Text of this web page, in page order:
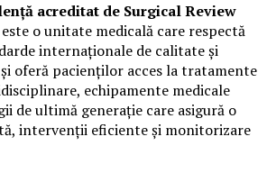
acreditat de Surgical Review
este o unitate medicală care respectă
internaționale de calitate și
oferă pacienților acces la tratamente
echipamente medicale
de ultimă generație care asigură o
intervenții eficiente și monitorizare